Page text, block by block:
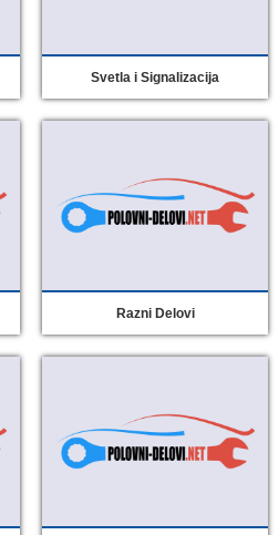
Svetla i Signalizacija
Razni Delovi